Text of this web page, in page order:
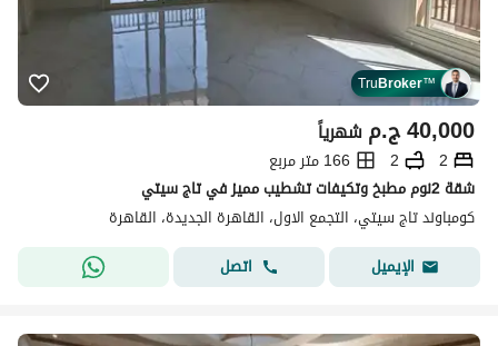
TruBroker™
ج.م40,000 شهرياً
2
2
166 متر مربع
شقة 2نوم مطبخ وتكيفات تشطيب مميز في تاج سيتي
كومباوند تاج سيتي، التجمع الاول، القاهرة الجديدة، القاهرة
الإيميل
اتصل